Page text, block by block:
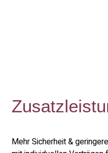
Mehr Sicherheit &